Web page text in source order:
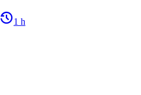
history_21 h